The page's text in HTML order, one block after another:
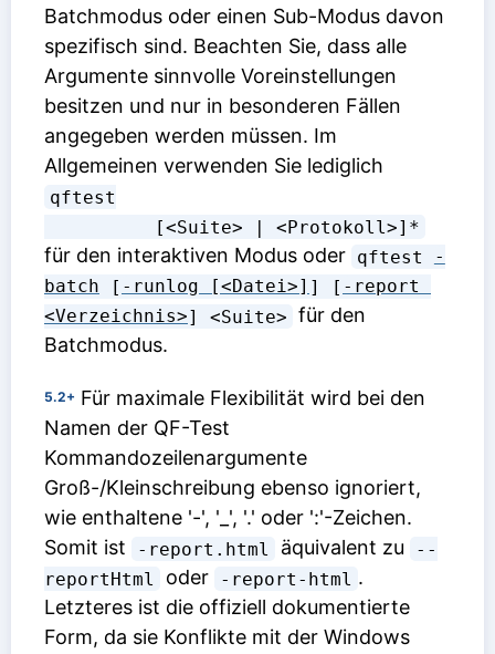
Batchmodus oder einen Sub-Modus davon
spezifisch sind. Beachten Sie, dass alle
Argumente sinnvolle Voreinstellungen
besitzen und nur in besonderen Fällen
angegeben werden müssen. Im
Allgemeinen verwenden Sie lediglich
qftest
          [<Suite> | <Protokoll>]*
für den interaktiven Modus oder qftest
-
batch [ -runlog [<Datei>] ] [ -report
<Verzeichnis>] <Suite> für den
Batchmodus.
5.2+ Für maximale Flexibilität wird bei den
Namen der QF-Test
Kommandozeilenargumente
Groß-/Kleinschreibung ebenso ignoriert,
wie enthaltene '-', '_', '.' oder ':'-Zeichen.
Somit ist
-report.html äquivalent zu
--
reportHtml
oder -report-html .
Letzteres ist die offiziell dokumentierte
Form, da sie Konflikte mit der Windows